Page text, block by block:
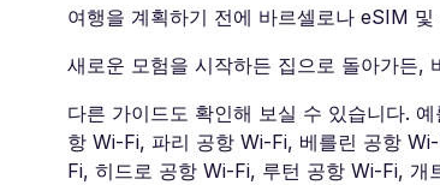
여행을 계획하기 전에 바르셀로나 eSIM
새로운 모험을 시작하든 집으로 돌아가든,
다른 가이드도 확인해 보실 수 있습니다.
항 Wi-Fi, 파리 공항 Wi-Fi, 베를린 공항
Fi, 히드로 공항 Wi-Fi, 루턴 공항 Wi-Fi, 개